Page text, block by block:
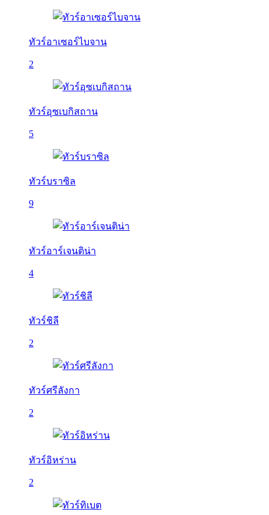
ทัวร์อาเซอร์ไบจาน
2
ทัวร์อุซเบกิสถาน
5
ทัวร์บราซิล
9
ทัวร์อาร์เจนติน่า
4
ทัวร์ชิลี
2
ทัวร์ศรีลังกา
2
ทัวร์อิหร่าน
2